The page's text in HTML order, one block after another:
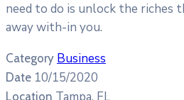
need to do is unlock the riches
away with-in you.
Category Business
Date 10/15/2020
Location